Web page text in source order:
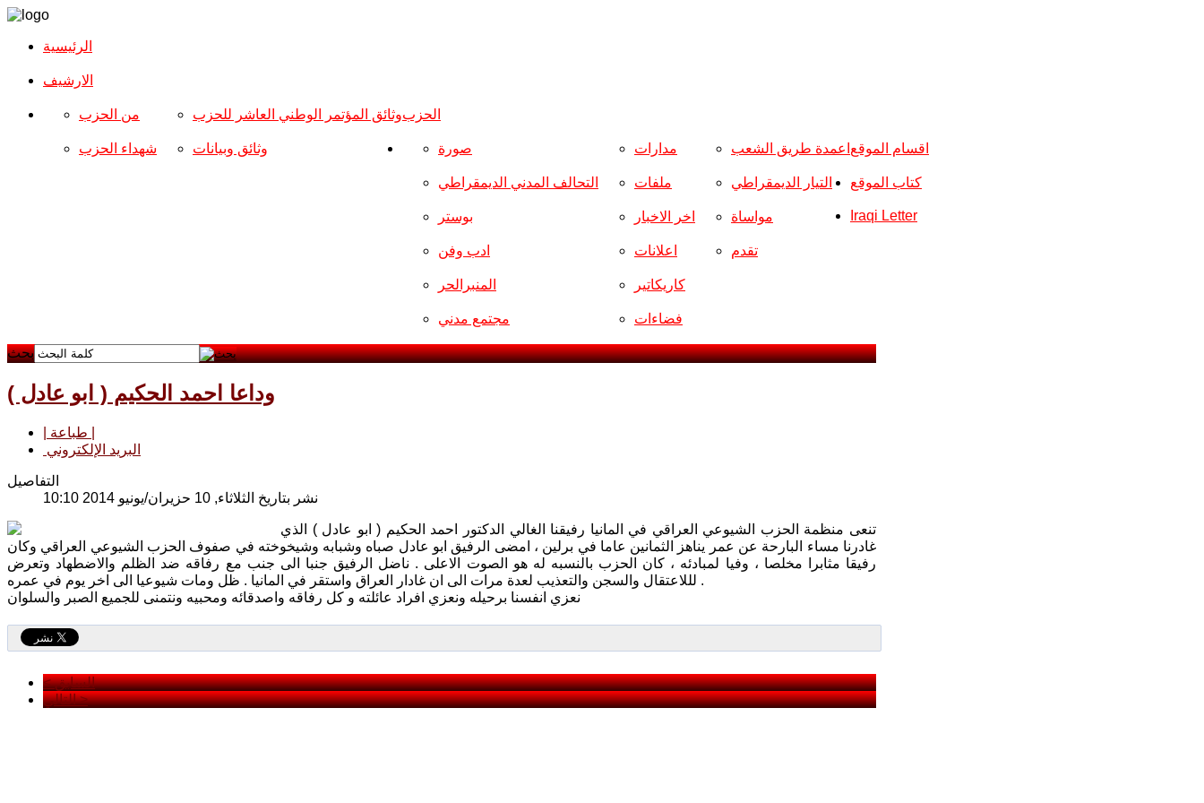
الرئيسية
الارشیف
الحزب من الحزب
شهداء الحزب
وثائق المؤتمر الوطني العاشر للحزب
وثائق وبيانات اقسام الموقع صورة
التحالف المدني الديمقراطي
بوستر
ادب وفن
المنبرالحر
مجتمع مدني
مدارات
ملفات
اخر الاخبار
اعلانات
كاريكاتير
فضاءات
اعمدة طريق الشعب
التيار الديمقراطي
مواساة
تقدم
كتاب الموقع
Iraqi Letter
بحث
وداعا احمد الحكيم ( ابو عادل )
البريد الإلكتروني
التفاصيل
نشر بتاريخ الثلاثاء, 10 حزيران/يونيو 2014 10:10
تنعى منظمة الحزب الشيوعي العراقي في المانيا رفيقنا الغالي الدكتور احمد الحكيم ( ابو عادل ) الذي
غادرنا مساء البارحة عن عمر يناهز الثمانين عاما في برلين ، امضى الرفيق ابو عادل صباه وشبابه وشيخوخته في صفوف الحزب الشيوعي العراقي وكان
رفيقا مثابرا مخلصا ، وفيا لمبادئه ، كان الحزب بالنسبه له هو الصوت الاعلى . ناضل الرفيق جنبا الى جنب مع رفاقه ضد الظلم والاضطهاد وتعرض
لللاعتقال والسجن والتعذيب لعدة مرات الى ان غادار العراق واستقر في المانيا . ظل ومات شيوعيا الى اخر يوم في عمره .
نعزي انفسنا برحيله ونعزي افراد عائلته و كل رفاقه واصدقائه ومحبيه ونتمنى للجميع الصبر والسلوان
< السابق
التالي >